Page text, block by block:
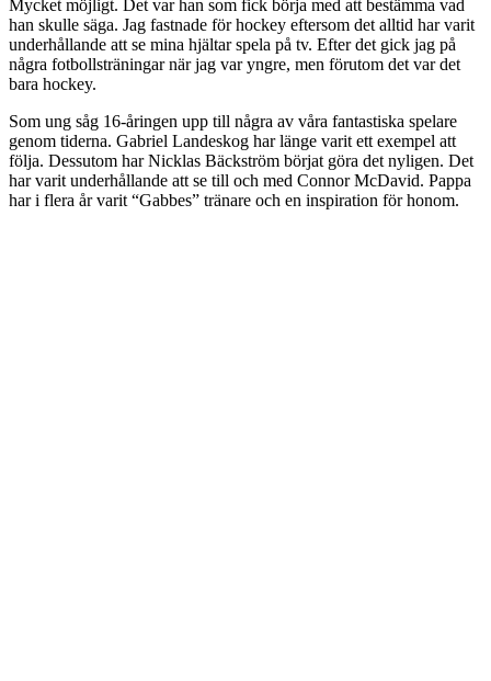
Mycket möjligt. Det var han som fick börja med att bestämma vad
han skulle säga. Jag fastnade för hockey eftersom det alltid har varit
underhållande att se mina hjältar spela på tv. Efter det gick jag på
några fotbollsträningar när jag var yngre, men förutom det var det
bara hockey.
Som ung såg 16-åringen upp till några av våra fantastiska spelare
genom tiderna. Gabriel Landeskog har länge varit ett exempel att
följa. Dessutom har Nicklas Bäckström börjat göra det nyligen. Det
har varit underhållande att se till och med Connor McDavid. Pappa
har i flera år varit “Gabbes” tränare och en inspiration för honom.